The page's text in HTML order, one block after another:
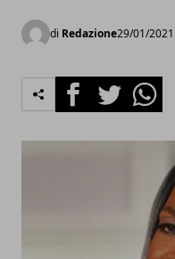
di Redazione29/01/2021
FacebookTwitter